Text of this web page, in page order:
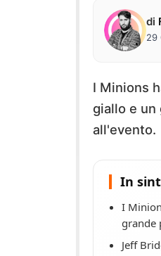
di
29
I Minions
giallo e
all'evento.
In
I
grande
Jeff